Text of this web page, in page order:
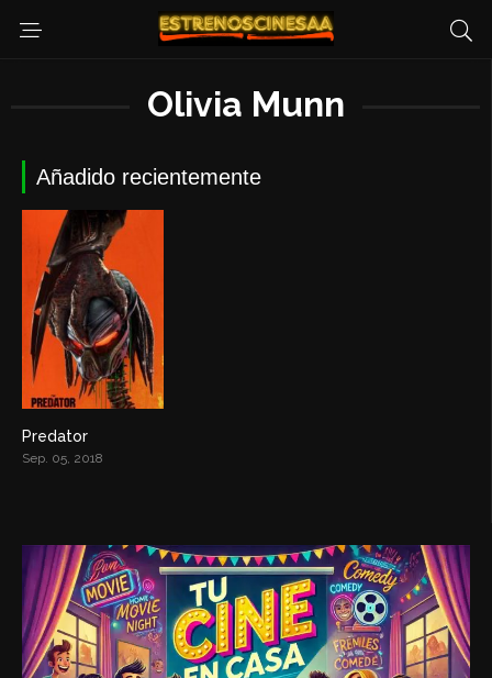
Olivia Munn
Añadido recientemente
Predator
Sep. 05, 2018